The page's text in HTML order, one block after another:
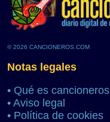
© 2026 CANCIONEROS.COM
Notas legales
• Qué es cancioneros
• Aviso legal
• Política de cookies